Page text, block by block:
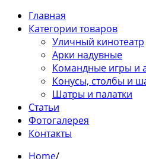
Главная
Категории товаров
Уличный кинотеатр
Арки надувные
Командные игры и
Конусы, столбы и
Шатры и палатки
Статьи
Фотогалерея
Контакты
Home/